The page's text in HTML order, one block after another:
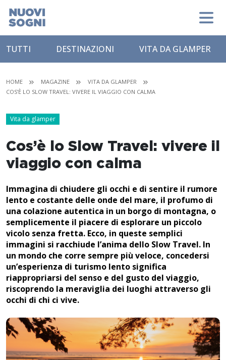
TUTTI DESTINAZIONI VITA DA GLAMPER
HOME MAGAZINE
VITA DA GLAMPER
COS’È LO SLOW TRAVEL: VIVERE IL VIAGGIO CON CALMA
Vita da glamper
Cos’è lo Slow Travel: vivere il
viaggio con calma
Immagina di chiudere gli occhi e di sentire il rumore
lento e costante delle onde del mare, il profumo di
una colazione autentica in un borgo di montagna, o
semplicemente il piacere di esplorare un piccolo
vicolo senza fretta. Ecco, in queste semplici
immagini si racchiude l’anima dello Slow Travel. In
un mondo che corre sempre più veloce, concedersi
un’esperienza di turismo lento significa
riappropriarsi del senso e del gusto del viaggio,
riscoprendo la meraviglia dei luoghi attraverso gli
occhi di chi ci vive.